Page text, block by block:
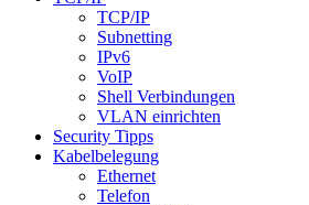
TCP/IP
Subnetting
IPv6
VoIP
Shell Verbindungen
VLAN einrichten
Security Tipps
Kabelbelegung
Ethernet
Telefon